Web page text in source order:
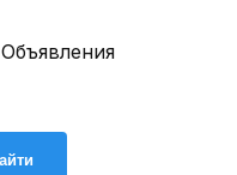
Объявления